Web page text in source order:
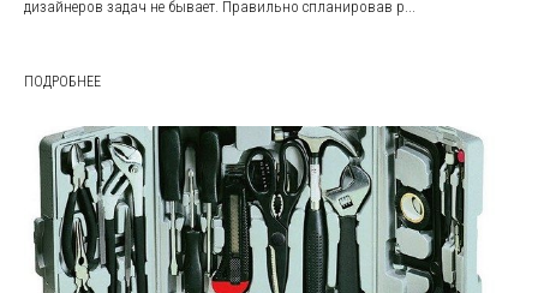
дизайнеров задач не бывает. Правильно спланировав р...
ПОДРОБНЕЕ